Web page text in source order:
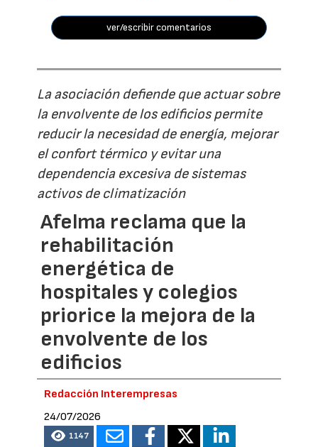
ver/escribir comentarios
La asociación defiende que actuar sobre
la envolvente de los edificios permite
reducir la necesidad de energía, mejorar
el confort térmico y evitar una
dependencia excesiva de sistemas
activos de climatización
Afelma reclama que la
rehabilitación
energética de
hospitales y colegios
priorice la mejora de la
envolvente de los
edificios
Redacción Interempresas
24/07/2026
1147